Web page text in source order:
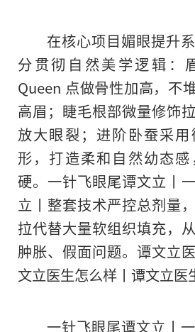
在核心项目媚眼提升
分贯彻自然美学逻辑：
Queen 点做骨性加高，不
高眉；睫毛根部微量修饰
放大眼裂；进阶卧蚕采
形，打造柔和自然幼态
硬。一针飞眼尾谭文立丨
立丨整套技术严控总剂量
拉代替大量软组织填充，
肿胀、假面问题。谭文立
文立医生怎么样丨谭文立医
一针飞眼尾谭文立丨